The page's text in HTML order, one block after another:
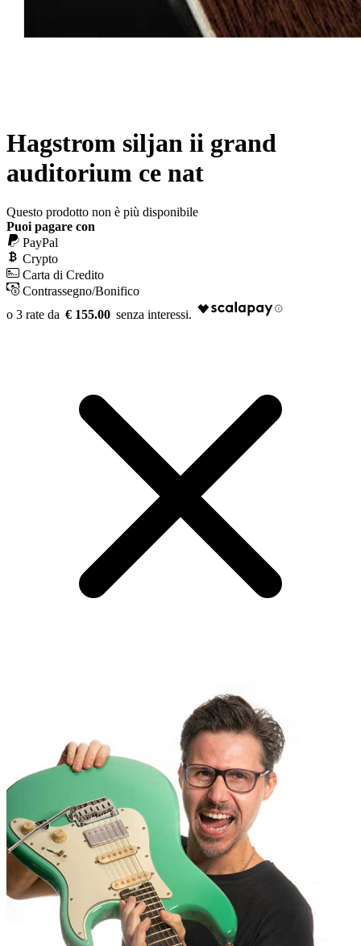
Hagstrom siljan ii grand
auditorium ce nat
Questo prodotto non è più disponibile
Puoi pagare con
PayPal
Crypto
Carta di Credito
Contrassegno/Bonifico
€ 155.00